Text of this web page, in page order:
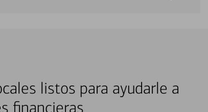
listos para ayudarle a
financieras